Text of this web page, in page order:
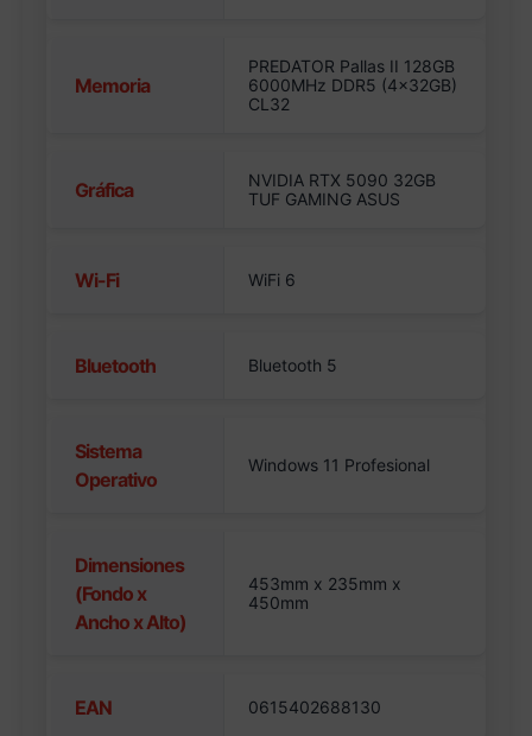
Memoria
PREDATOR Pallas II 128GB
6000MHz DDR5 (4x32GB)
CL32
Gráfica
NVIDIA RTX 5090 32GB
TUF GAMING ASUS
Wi-Fi WiFi 6
Bluetooth Bluetooth 5
Sistema
Operativo
Windows 11 Profesional
Dimensiones
(Fondo x
Ancho x Alto)
453mm x 235mm x
450mm
EAN 0615402688130